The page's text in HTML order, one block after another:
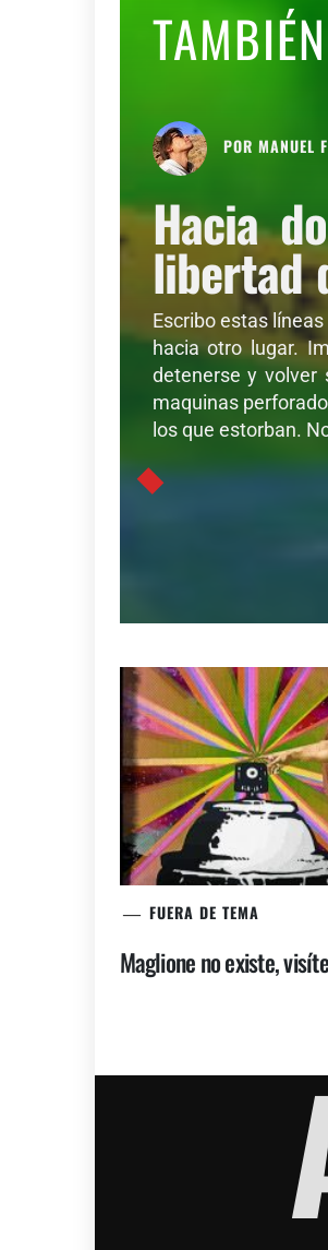
POR MANUEL
Hacia
libertad
Escribo estas
hacia otro lugar.
detenerse y volver
maquinas
los que estorban.
FUERA DE TEMA
Maglione no existe,